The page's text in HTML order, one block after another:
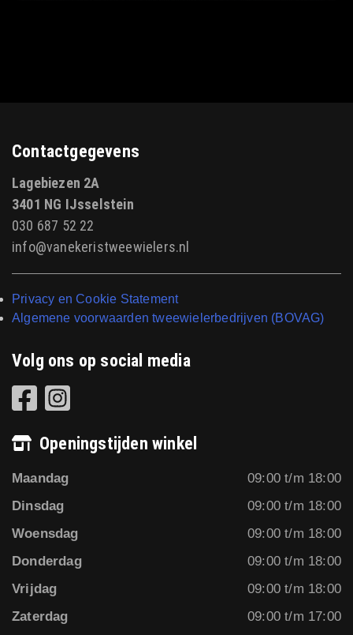
Contactgegevens
Lagebiezen 2A
3401 NG IJsselstein
030 687 52 22
info@vanekeristweewielers.nl
Privacy en Cookie Statement
Algemene voorwaarden tweewielerbedrijven (BOVAG)
Volg ons op social media
Openingstijden winkel
Maandag
09:00 t/m 18:00
Dinsdag
09:00 t/m 18:00
Woensdag
09:00 t/m 18:00
Donderdag
09:00 t/m 18:00
Vrijdag
09:00 t/m 18:00
Zaterdag
09:00 t/m 17:00